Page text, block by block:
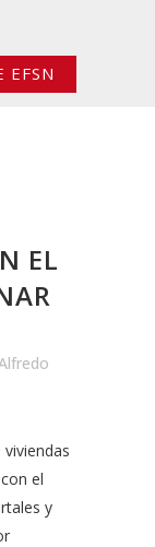
EFSN
EL
el
y